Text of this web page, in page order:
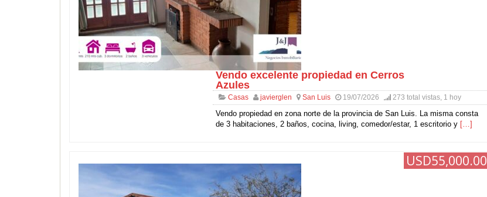
Vendo excelente propiedad en Cerros
Azules
Casas javierglen San Luis 19/07/2026 273 total vistas, 1 hoy
Vendo propiedad en zona norte de la provincia de San Luis. La misma consta
de 3 habitaciones, 2 baños, cocina, living, comedor/estar, 1 escritorio y […]
USD55,000.00